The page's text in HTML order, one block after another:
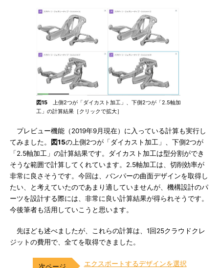
図15 上側2つが「ダイカスト加工」、下側2つが「2.5軸加
工」の計算結果［クリックで拡大］
プレビュー機能（2019年9月現在）に入っている計算も実行し
てみました。
図15の上側2つが「ダイカスト加工」、下側2つが
「2.5軸加工」の計算結果です。ダイカスト加工は型分割ができ
そうな範囲で計算してくれています。2.5軸加工は、切削効率が
非常に良さそうです。今回は、バンパーの曲面デザインを取得し
たい、と考えていたのであまり適していませんが、機構設計のパ
ーツを設計する際には、非常に良い計算結果が得られそうです。
今後筆者も活用していこうと思います。
先ほども述べましたが、これらの計算は、1回25クラウドクレ
ジットの費用で、全てを取得できました。
エクスポートするデザインを選択